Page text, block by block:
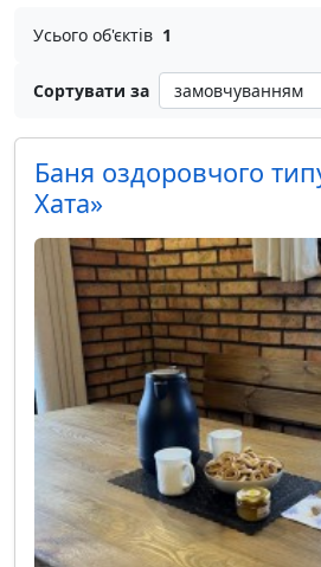
Усього об'єктів 1
Сортувати за
Баня оздоровчого
Хата»